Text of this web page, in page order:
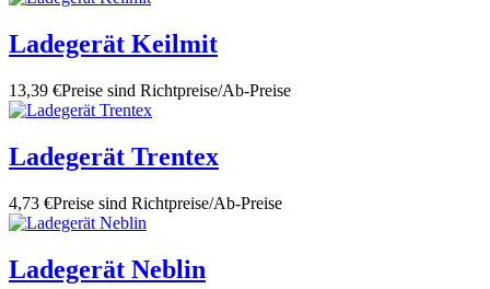
Ladegerät Keilmit
13,39 €Preise sind Richtpreise/Ab-Preise
Ladegerät Trentex
4,73 €Preise sind Richtpreise/Ab-Preise
Ladegerät Neblin